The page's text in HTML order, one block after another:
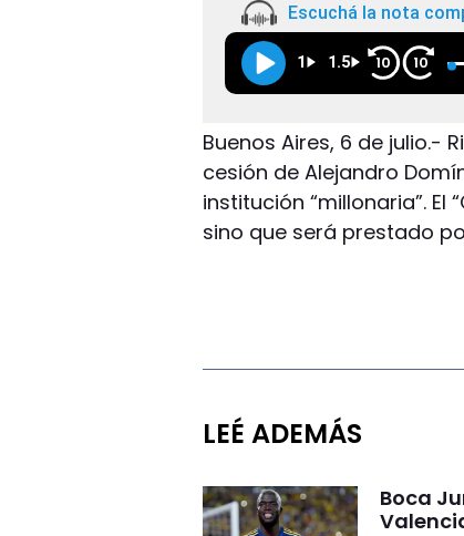
Escuchá la nota
1 1.5 10 10
Buenos Aires, 6 de julio.-
cesión de Alejandro
institución “millonaria”. El
sino que será prestado
LEÉ ADEMÁS
Boca